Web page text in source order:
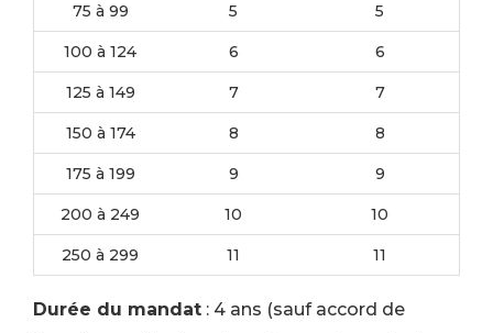
75 à 99 5 5
100 à 124 6 6
125 à 149 7 7
150 à 174 8 8
175 à 199 9 9
200 à 249 10 10
250 à 299 11 11
Durée du mandat : 4 ans (sauf accord de